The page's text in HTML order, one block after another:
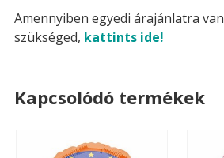
Amennyiben egyedi árajánlatra van
szükséged, kattints ide!
Kapcsolódó termékek